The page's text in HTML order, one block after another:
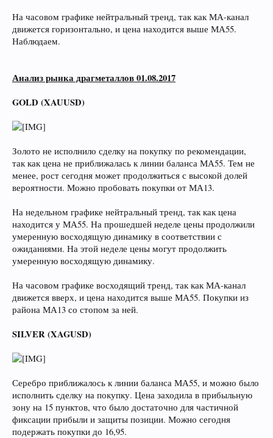
На часовом графике нейтральный тренд, так как МА-канал
движется горизонтально, и цена находится выше МА55.
Наблюдаем.
Анализ рынка драгметаллов 01.08.2017
GOLD (XAUUSD)
Золото не исполнило сделку на покупку по рекомендации,
так как цена не приближалась к линии баланса МА55. Тем не
менее, рост сегодня может продолжиться с высокой долей
вероятности. Можно пробовать покупки от МА13.
На недельном графике нейтральный тренд, так как цена
находится у МА55. На прошедшей неделе цены продолжили
умеренную восходящую динамику в соответствии с
ожиданиями. На этой неделе цены могут продолжить
умеренную восходящую динамику.
На часовом графике восходящий тренд, так как МА-канал
движется вверх, и цена находится выше МА55. Покупки из
района МА13 со стопом за ней.
SILVER (XAGUSD)
Серебро приближалось к линии баланса МА55, и можно было
исполнить сделку на покупку. Цена заходила в прибыльную
зону на 15 пунктов, что было достаточно для частичной
фиксации прибыли и защиты позиции. Можно сегодня
подержать покупки до 16,95.